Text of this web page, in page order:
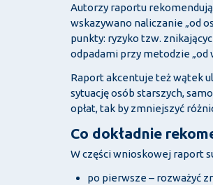
Autorzy raportu
wskazywano naliczanie „od
punkty: ryzyko tzw.
odpadami przy metodzie „od
Raport akcentuje też wątek
sytuację osób starszych,
opłat, tak by zmniejszyć
Co dokładnie
W części wnioskowej raport
po pierwsze – rozważyć